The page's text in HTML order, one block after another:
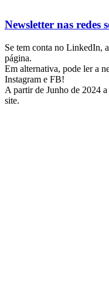
Newsletter nas redes
Se tem conta no LinkedIn,
página.
Em alternativa, pode ler a
Instagram e FB!
A partir de Junho de 2024
site.